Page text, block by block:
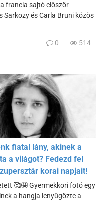
francia sajtó először
Sarkozy és Carla Bruni közös
0 514
fiatal lány, akinek a
a világot? Fedezd fel
korai napjait!
🥰🤩 Gyermekkori fotó egy
a hangja lenyűgözte a